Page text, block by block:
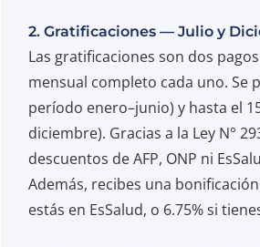
2. Gratificaciones — Julio y
Las gratificaciones son dos
mensual completo cada uno. Se
período enero–junio) y hasta el
diciembre). Gracias a la Ley N°
descuentos de AFP, ONP ni
Además, recibes una
estás en EsSalud, o 6.75% si